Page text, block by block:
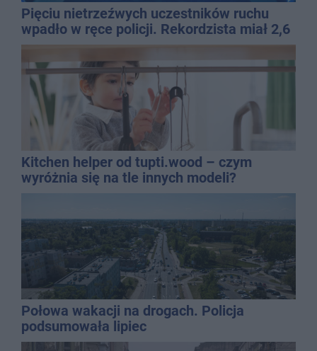
Pięciu nietrzeźwych uczestników ruchu
wpadło w ręce policji. Rekordzista miał 2,6
promila
Kitchen helper od tupti.wood – czym
wyróżnia się na tle innych modeli?
Połowa wakacji na drogach. Policja
podsumowała lipiec